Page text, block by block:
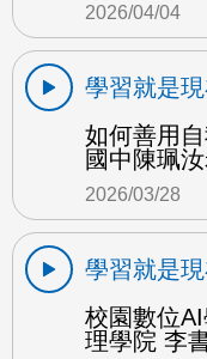
2026/04/04
學習就是
如何善用
國中陳珮
2026/03/28
學習就是
校園數位
理學院 李